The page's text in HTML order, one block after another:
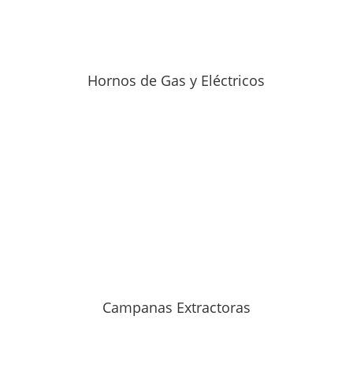
Hornos de Gas y Eléctricos
Campanas Extractoras